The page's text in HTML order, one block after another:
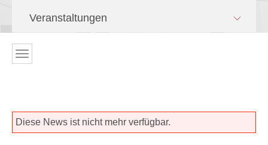
Veranstaltungen
Diese News ist nicht mehr verfügbar.